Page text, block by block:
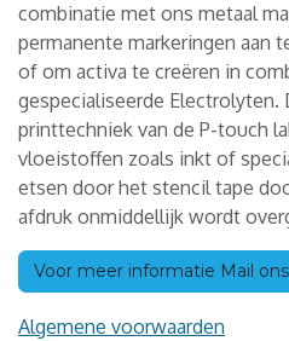
combinatie met ons metaal
permanente markeringen aan
of om activa te creëren in
gespecialiseerde Electrolyten.
printtechniek van de P-touch
vloeistoffen zoals inkt of
etsen door het stencil tape
afdruk onmiddellijk wordt
Voor meer informatie Mail ons
Algemene voorwaarden